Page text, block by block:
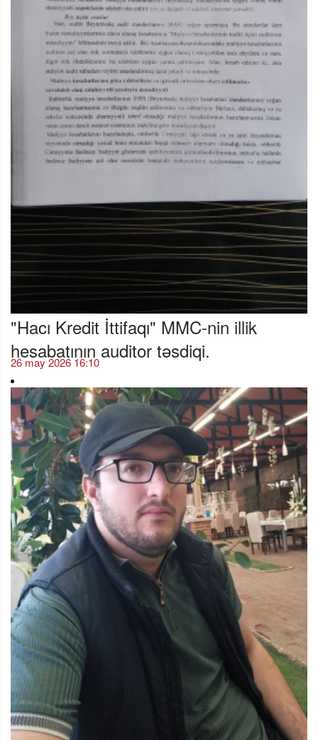
"Hacı Kredit İttifaqı" MMC-nin illik
hesabatının auditor təsdiqi.
26 may 2026 16:10